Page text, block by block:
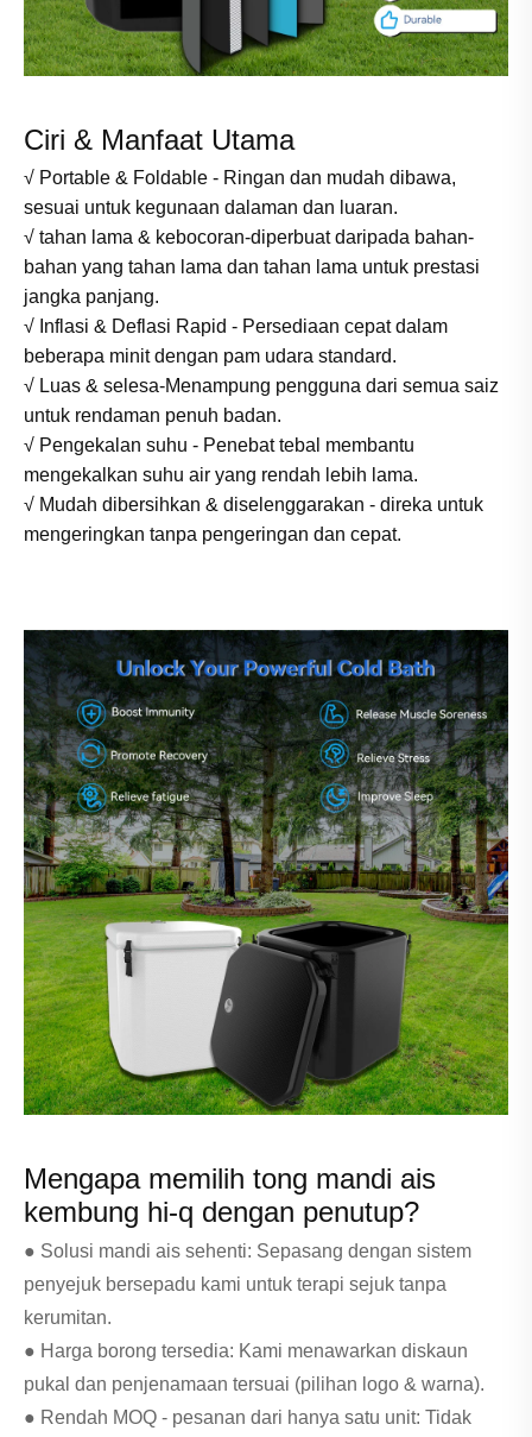
Ciri & Manfaat Utama
√ Portable & Foldable - Ringan dan mudah dibawa,
sesuai untuk kegunaan dalaman dan luaran.
√ tahan lama & kebocoran-diperbuat daripada bahan-
bahan yang tahan lama dan tahan lama untuk prestasi
jangka panjang.
√ Inflasi & Deflasi Rapid - Persediaan cepat dalam
beberapa minit dengan pam udara standard.
√ Luas & selesa-Menampung pengguna dari semua saiz
untuk rendaman penuh badan.
√ Pengekalan suhu - Penebat tebal membantu
mengekalkan suhu air yang rendah lebih lama.
√ Mudah dibersihkan & diselenggarakan - direka untuk
mengeringkan tanpa pengeringan dan cepat.
Mengapa memilih tong mandi ais
kembung hi-q dengan penutup?
● Solusi mandi ais sehenti: Sepasang dengan sistem
penyejuk bersepadu kami untuk terapi sejuk tanpa
kerumitan.
● Harga borong tersedia: Kami menawarkan diskaun
pukal dan penjenamaan tersuai (pilihan logo & warna).
● Rendah MOQ - pesanan dari hanya satu unit: Tidak